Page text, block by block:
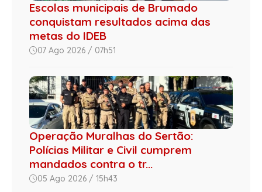
Escolas municipais de Brumado
conquistam resultados acima das
metas do IDEB
07 Ago 2026 / 07h51
Operação Muralhas do Sertão:
Polícias Militar e Civil cumprem
mandados contra o tr...
05 Ago 2026 / 15h43